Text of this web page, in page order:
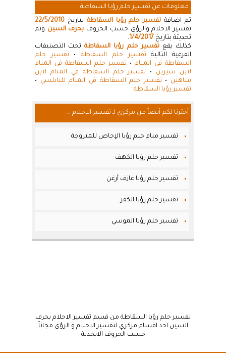
معلومات عن تفسير حلم رؤيا السقاطة
تم اضافة تفسير حلم رؤيا السقاطة بتاريخ 22/5/2010
تفسير الاحلام والرؤى حسب الحروف بحرف السين وتم
تحديثة بتاريخ 1/4/2017
.
كذلك يقعتفسير حلم رؤيا السقاطةتحت التصنيفات
الفرعية التالية تفسير حلم السقاطة• تفسير حلم
السقاطة في المنام • تفسير حلم السقاطة في المنام
لابن سيرين • تفسير حلم السقاطة في المنام لابن
شاهين • تفسير حلم السقاطة في المنام للنابلسي •
تفسير رؤيا السقاطة
أخترنا لكم أيضاً من مركزي لـ تفسير الاحلام ...
تفسير منام حلم رؤيا الإجاص للمتزوجة
تفسير حلم رؤيا الكهف
تفسير حلم رؤيا عازف أرغن
تفسير حلم رؤيا الكفر
تفسير حلم رؤيا الموسي
تفسير حلم رؤيا السقاطة من قسم تفسير الاحلام بحرف
السين احد اقسام مركزي لتفسير الاحلام و الرؤى مجاناً
حسب الحروف الابجدية